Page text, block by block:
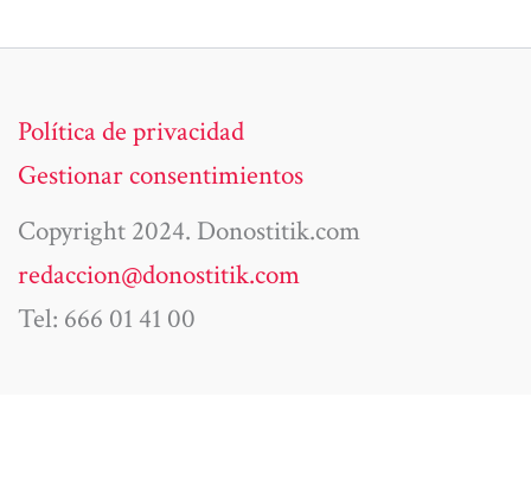
Política de privacidad
Gestionar consentimientos
Copyright 2024. Donostitik.com
redaccion@donostitik.com
Tel: 666 01 41 00